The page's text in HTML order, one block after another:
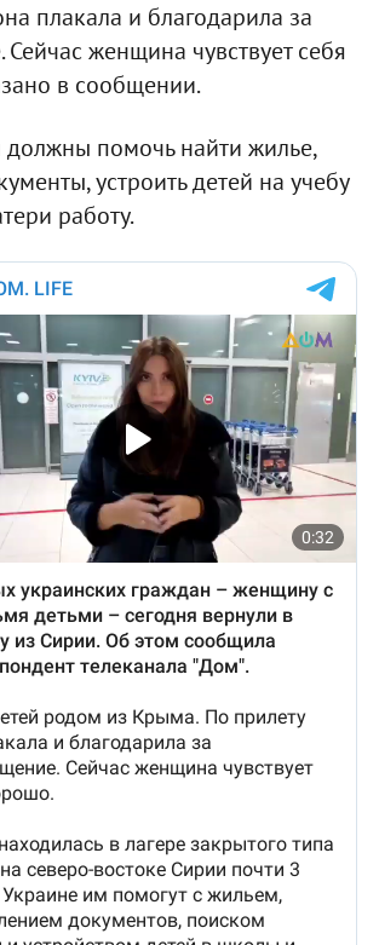
плакала и благодарила за
женщина чувствует себя
в сообщении.
помочь найти жилье,
устроить детей на учебу
работу.